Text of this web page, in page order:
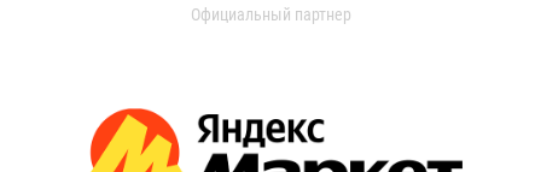
Официальный партнер